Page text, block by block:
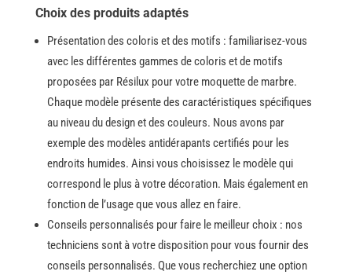
Choix des produits adaptés
Présentation des coloris et des motifs : familiarisez-vous
avec les différentes gammes de coloris et de motifs
proposées par Résilux pour votre moquette de marbre.
Chaque​‍​‌‍​‍‌ modèle présente des caractéristiques spécifiques
au niveau du design et des couleurs. Nous avons par
exemple des modèles antidérapants certifiés pour les
endroits humides. Ainsi vous choisissez le modèle qui
correspond le plus à votre décoration. Mais également en
fonction de l’usage que vous allez en ​‍​‌‍​‍‌faire.
Conseils personnalisés pour faire le meilleur choix : nos
techniciens sont à votre disposition pour vous fournir des
conseils personnalisés. Que vous recherchiez une option